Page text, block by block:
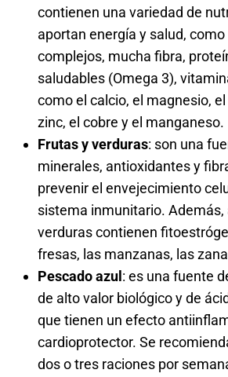
contienen una variedad de
aportan energía y salud,
complejos, mucha fibra,
saludables (Omega 3),
como el calcio, el magnesio,
zinc, el cobre y el manganeso.
Frutas y verduras: son una
minerales, antioxidantes y
prevenir el envejecimiento
sistema inmunitario.
verduras contienen
fresas, las manzanas, las
Pescado azul : es una fuente
de alto valor biológico y de
que tienen un efecto
cardioprotector. Se
dos o tres raciones por